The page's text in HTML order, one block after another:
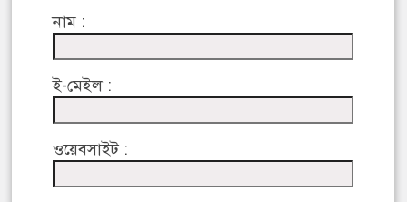
নাম :
ই-মেইল :
ওয়েবসাইট :